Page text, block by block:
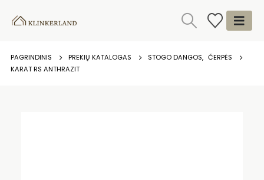
PAGRINDINIS PREKIŲ KATALOGAS STOGO DANGOS, ČERPĖS
KARAT RS ANTHRAZIT